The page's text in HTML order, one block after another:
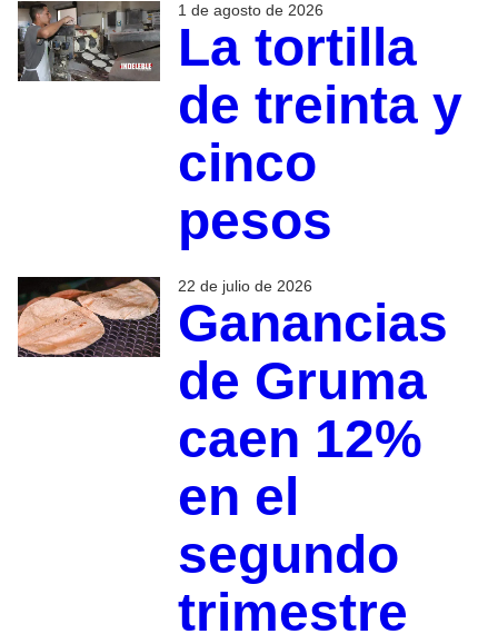
1 de agosto de 2026
La tortilla
de treinta y
cinco
pesos
22 de julio de 2026
Ganancias
de Gruma
caen 12%
en el
segundo
trimestre